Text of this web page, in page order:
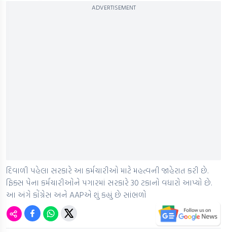
ADVERTISEMENT
દિવાળી પહેલા સરકારે આ કર્મચારીઓ માટે મહત્વની જાહેરાત કરી છે.
ફિક્સ પેના કર્મચારીઓને પગારમાં સરકારે 30 ટકાનો વધારો આપ્યો છે.
આ અંગે કોંગ્રેસ અને AAPએ શું કહ્યું છે સાંભળો